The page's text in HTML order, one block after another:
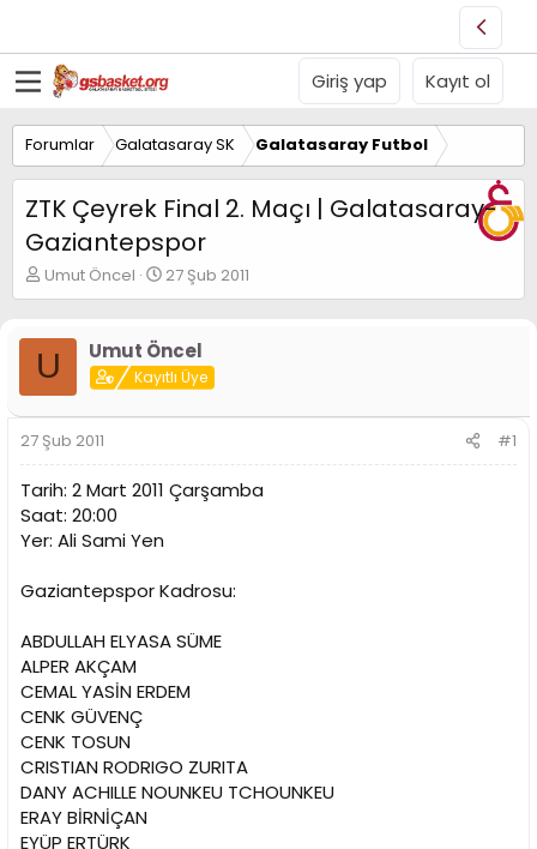
Giriş yap Kayıt ol
Forumlar Galatasaray SK Galatasaray Futbol
ZTK Çeyrek Final 2. Maçı | Galatasaray-
Gaziantepspor
K
o
u
u
B
a
ş
l
a
t
a
n
Umut Öncel
B
a
a
n
ı
t
a
27 Şub 2011
U Umut Öncel
Kayıtlı Üye
27 Şub 2011 #1
Tarih: 2 Mart 2011 Çarşamba
Saat: 20:00
Yer: Ali Sami Yen
Gaziantepspor Kadrosu:
ABDULLAH ELYASA SÜME
ALPER AKÇAM
CEMAL YASİN ERDEM
CENK GÜVENÇ
CENK TOSUN
CRISTIAN RODRIGO ZURITA
DANY ACHILLE NOUNKEU TCHOUNKEU
ERAY BİRNİÇAN
EYÜP ERTÜRK